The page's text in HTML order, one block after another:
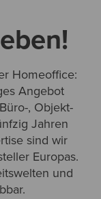
Homeoffice:
Angebot
, Objekt-
Jahren
sind wir
Europas.
und